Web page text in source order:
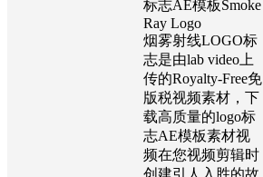
烟雾射线LOGO标
志是由lab video上
传的Royalty-Free免
版税视频素材，下
载高质量的logo标
志AE模板素材视
频在您视频剪辑时
创建引人入胜的故